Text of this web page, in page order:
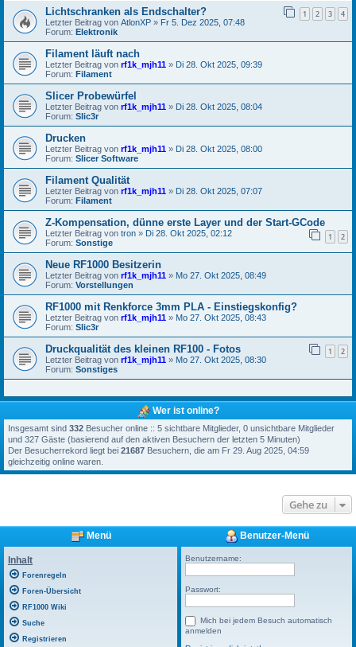
Lichtschranken als Endschalter? 1 2 3 4
Letzter Beitrag von AtlonXP » Fr 5. Dez 2025, 07:48
Forum: Elektronik
Filament läuft nach
Letzter Beitrag von rf1k_mjh11 » Di 28. Okt 2025, 09:39
Forum: Filament
Slicer Probewürfel
Letzter Beitrag von rf1k_mjh11 » Di 28. Okt 2025, 08:04
Forum: Slic3r
Drucken
Letzter Beitrag von rf1k_mjh11 » Di 28. Okt 2025, 08:00
Forum: Slicer Software
Filament Qualität
Letzter Beitrag von rf1k_mjh11 » Di 28. Okt 2025, 07:07
Forum: Filament
Z-Kompensation, dünne erste Layer und der Start-GCode
1 2
Letzter Beitrag von tron » Di 28. Okt 2025, 02:12
Forum: Sonstige
Neue RF1000 Besitzerin
Letzter Beitrag von rf1k_mjh11 » Mo 27. Okt 2025, 08:49
Forum: Vorstellungen
RF1000 mit Renkforce 3mm PLA - Einstiegskonfig?
Letzter Beitrag von rf1k_mjh11 » Mo 27. Okt 2025, 08:43
Forum: Slic3r
Druckqualität des kleinen RF100 - Fotos 1 2
Letzter Beitrag von rf1k_mjh11 » Mo 27. Okt 2025, 08:30
Forum: Sonstiges
Wer ist online?
Insgesamt sind 332 Besucher online :: 5 sichtbare Mitglieder, 0 unsichtbare Mitglieder
und 327 Gäste (basierend auf den aktiven Besuchern der letzten 5 Minuten)
Der Besucherrekord liegt bei 21687 Besuchern, die am Fr 29. Aug 2025, 04:59
gleichzeitig online waren.
Gehe zu
Menü
Inhalt
Forenregeln
Foren-Übersicht
RF1000 Wiki
Suche
Registrieren
Benutzer-Menü
Benutzername:
Passwort:
Mich bei jedem Besuch automatisch
anmelden